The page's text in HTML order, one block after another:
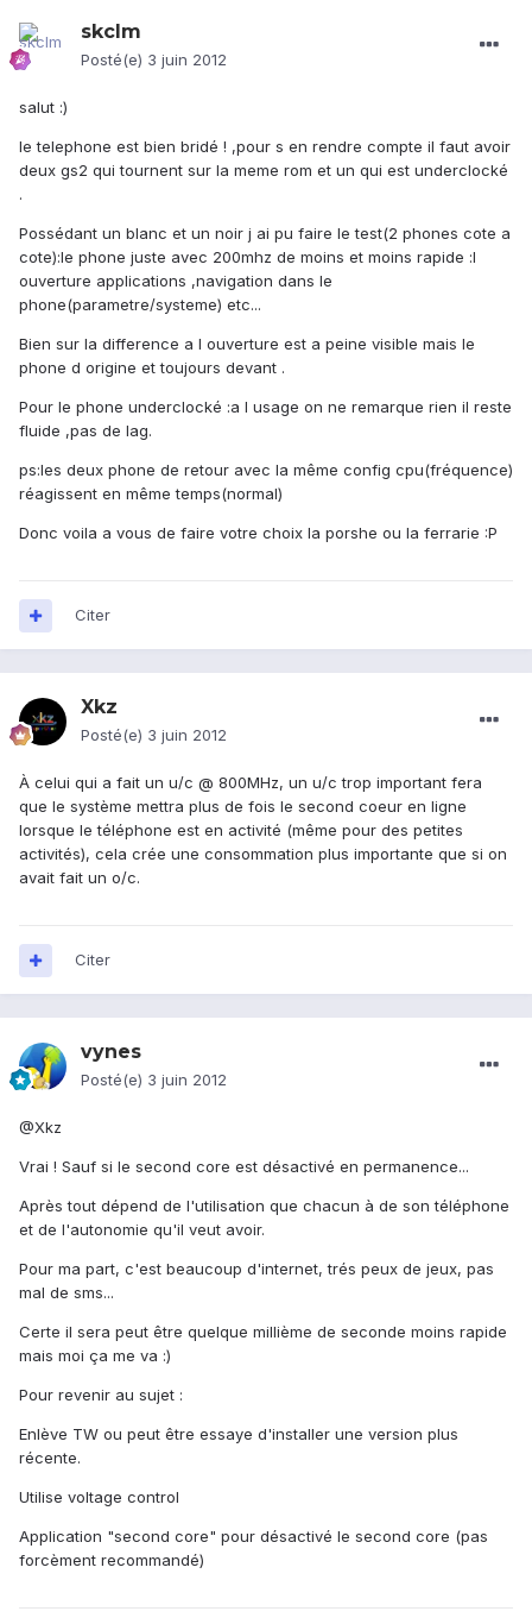
skclm
Posté(e) 3 juin 2012
salut :)
le telephone est bien bridé ! ,pour s en rendre compte il faut avoir
deux gs2 qui tournent sur la meme rom et un qui est underclocké
.
Possédant un blanc et un noir j ai pu faire le test(2 phones cote a
cote):le phone juste avec 200mhz de moins et moins rapide :l
ouverture applications ,navigation dans le
phone(parametre/systeme) etc...
Bien sur la difference a l ouverture est a peine visible mais le
phone d origine et toujours devant .
Pour le phone underclocké :a l usage on ne remarque rien il reste
fluide ,pas de lag.
ps:les deux phone de retour avec la même config cpu(fréquence)
réagissent en même temps(normal)
Donc voila a vous de faire votre choix la porshe ou la ferrarie :P
Citer
Xkz
Posté(e) 3 juin 2012
À celui qui a fait un u/c @ 800MHz, un u/c trop important fera
que le système mettra plus de fois le second coeur en ligne
lorsque le téléphone est en activité (même pour des petites
activités), cela crée une consommation plus importante que si on
avait fait un o/c.
Citer
vynes
Posté(e) 3 juin 2012
@Xkz
Vrai ! Sauf si le second core est désactivé en permanence...
Après tout dépend de l'utilisation que chacun à de son téléphone
et de l'autonomie qu'il veut avoir.
Pour ma part, c'est beaucoup d'internet, trés peux de jeux, pas
mal de sms...
Certe il sera peut être quelque millième de seconde moins rapide
mais moi ça me va :)
Pour revenir au sujet :
Enlève TW ou peut être essaye d'installer une version plus
récente.
Utilise voltage control
Application "second core" pour désactivé le second core (pas
forcèment recommandé)